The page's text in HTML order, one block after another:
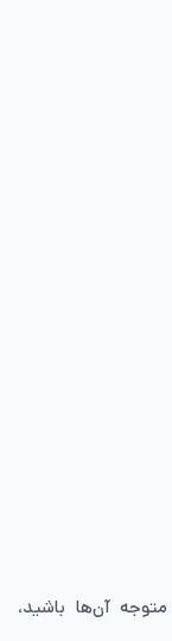
آن‌ها باشید،